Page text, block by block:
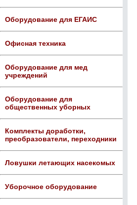
Оборудование для ЕГАИС
Офисная техника
Оборудование для мед
учреждений
Оборудование для
общественных уборных
Комплекты доработки,
преобразователи, переходники
Ловушки летающих насекомых
Уборочное оборудование